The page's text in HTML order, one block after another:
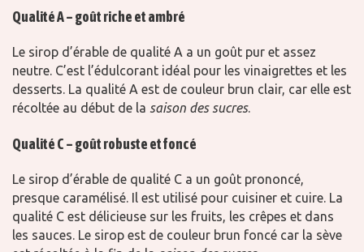
Qualité A – goût riche et ambré
Le sirop d’érable de qualité A a un goût pur et assez
neutre. C’est l’édulcorant idéal pour les vinaigrettes et les
desserts. La qualité A est de couleur brun clair, car elle est
récoltée au début de la saison des sucres.
Qualité C – goût robuste et foncé
Le sirop d’érable de qualité C a un goût prononcé,
presque caramélisé. Il est utilisé pour cuisiner et cuire. La
qualité C est délicieuse sur les fruits, les crêpes et dans
les sauces. Le sirop est de couleur brun foncé car la sève